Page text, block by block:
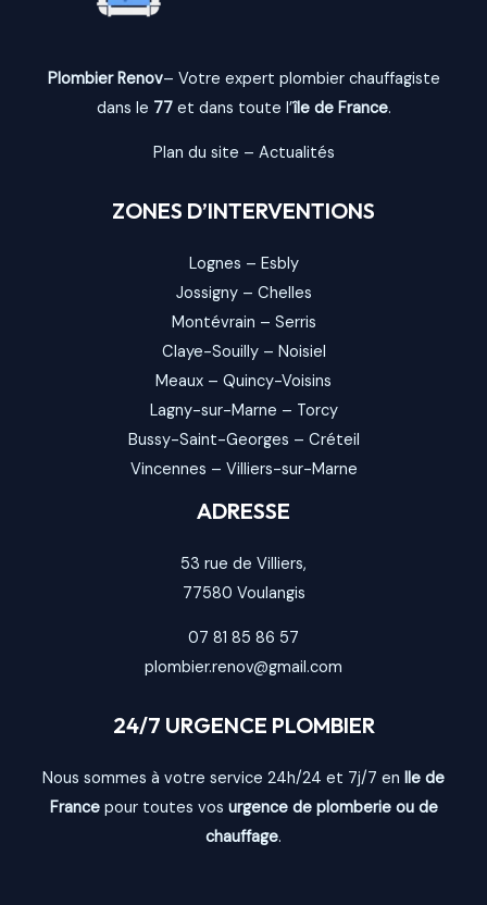
Plombier Renov– Votre expert plombier chauffagiste
dans le 77et dans toute l’île de France.
Plan du site – Actualités
ZONES D’INTERVENTIONS
Lognes – Esbly
Jossigny– Chelles
Montévrain – Serris
Claye-Souilly– Noisiel
Meaux – Quincy-Voisins
Lagny-sur-Marne – Torcy
Bussy-Saint-Georges – Créteil
Vincennes – Villiers-sur-Marne
ADRESSE
53 rue de Villiers,
77580 Voulangis
07 81 85 86 57
plombier.renov@gmail.com
24/7 URGENCE PLOMBIER
Nous sommes à votre service 24h/24 et 7j/7 en Ile de
Francepour toutes vos urgence de plomberie ou de
chauffage.